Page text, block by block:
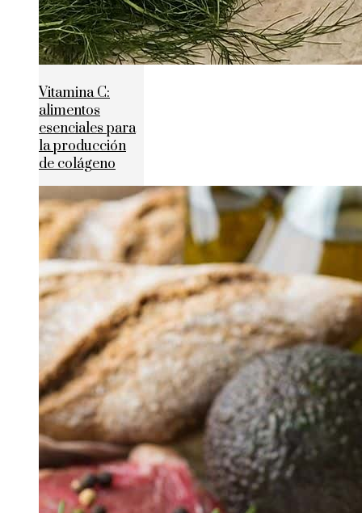
Vitamina C:
alimentos
esenciales para
la producción
de colágeno